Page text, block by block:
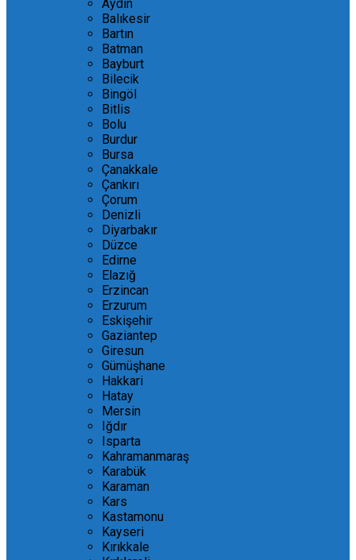
Aydın
Balıkesir
Bartın
Batman
Bayburt
Bilecik
Bingöl
Bitlis
Bolu
Burdur
Bursa
Çanakkale
Çankırı
Çorum
Denizli
Diyarbakır
Düzce
Edirne
Elazığ
Erzincan
Erzurum
Eskişehir
Gaziantep
Giresun
Gümüşhane
Hakkari
Hatay
Mersin
Iğdır
Isparta
Kahramanmaraş
Karabük
Karaman
Kars
Kastamonu
Kayseri
Kırıkkale